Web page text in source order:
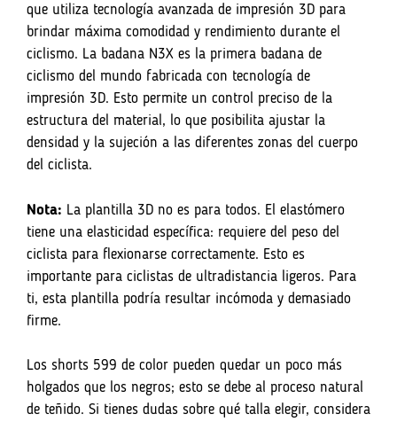
que utiliza tecnología avanzada de impresión 3D para
brindar máxima comodidad y rendimiento durante el
ciclismo. La badana N3X es la primera badana de
ciclismo del mundo fabricada con tecnología de
impresión 3D. Esto permite un control preciso de la
estructura del material, lo que posibilita ajustar la
densidad y la sujeción a las diferentes zonas del cuerpo
del ciclista.
Nota: La plantilla 3D no es para todos. El elastómero
tiene una elasticidad específica: requiere del peso del
ciclista para flexionarse correctamente. Esto es
importante para ciclistas de ultradistancia ligeros. Para
ti, esta plantilla podría resultar incómoda y demasiado
firme.
Los shorts 599 de color pueden quedar un poco más
holgados que los negros; esto se debe al proceso natural
de teñido. Si tienes dudas sobre qué talla elegir, considera